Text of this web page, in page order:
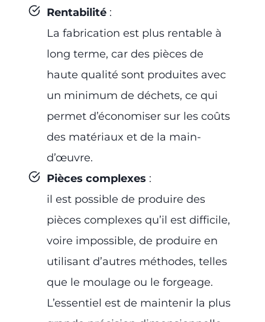
Rentabilité :
La fabrication est plus rentable à
long terme, car des pièces de
haute qualité sont produites avec
un minimum de déchets, ce qui
permet d’économiser sur les coûts
des matériaux et de la main-
d’œuvre.
Pièces complexes :
il est possible de produire des
pièces complexes qu’il est difficile,
voire impossible, de produire en
utilisant d’autres méthodes, telles
que le moulage ou le forgeage.
L’essentiel est de maintenir la plus